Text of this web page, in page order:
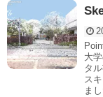
大
タ
ス
ま